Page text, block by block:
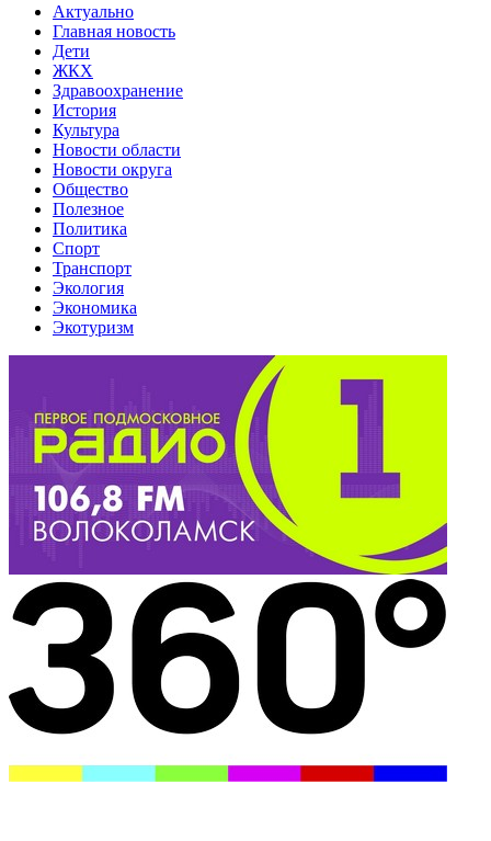
Актуально
Главная новость
Дети
ЖКХ
Здравоохранение
История
Культура
Новости области
Новости округа
Общество
Полезное
Политика
Спорт
Транспорт
Экология
Экономика
Экотуризм